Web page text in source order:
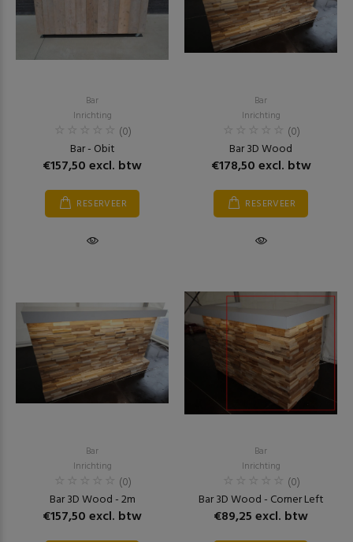
Bar
Inrichting
(0)
Bar - Obit
€157,50 excl. btw
RESERVEER
Bar
Inrichting
(0)
Bar 3D Wood
€178,50 excl. btw
RESERVEER
Bar
Inrichting
(0)
Bar 3D Wood - 2m
€157,50 excl. btw
Bar
Inrichting
(0)
Bar 3D Wood - Corner Left
€89,25 excl. btw